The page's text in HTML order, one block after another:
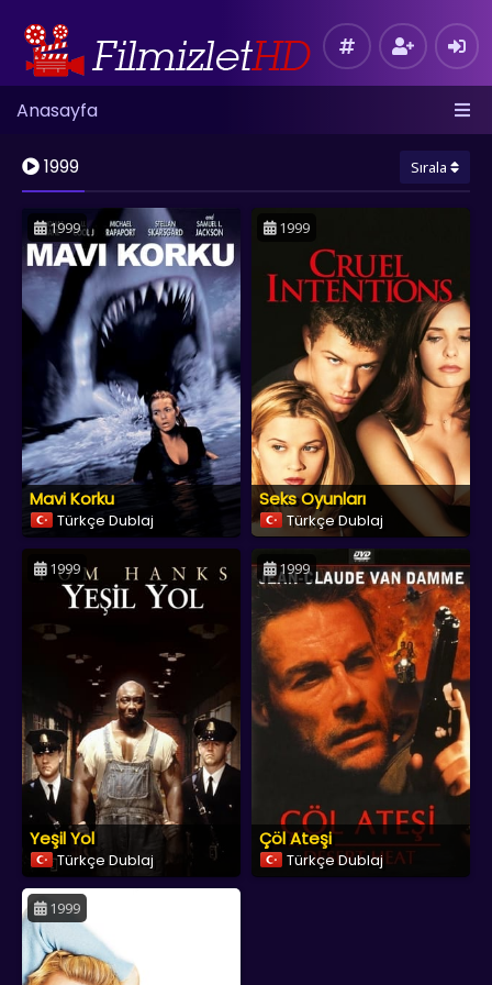
Anasayfa
1999 Sırala
1999
Mavi Korku
Türkçe Dublaj
1999
Seks Oyunları
Türkçe Dublaj
1999
Yeşil Yol
Türkçe Dublaj
1999
Çöl Ateşi
Türkçe Dublaj
1999